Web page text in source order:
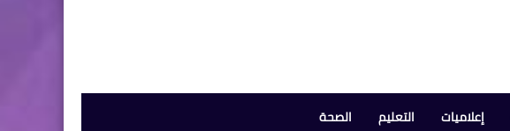
إعلاميات التعليم الصحة